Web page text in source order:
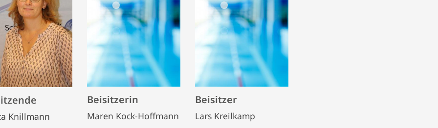
Knillmann
Beisitzerin
Maren Kock-Hoffmann
Beisitzer
Lars Kreilkamp